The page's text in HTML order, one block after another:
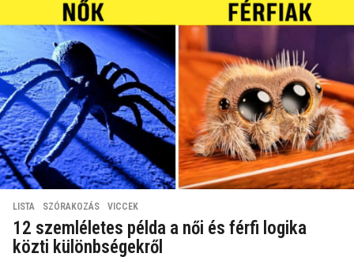
LISTA ,SZÓRAKOZÁS ,VICCEK
12 szemléletes példa a női és férfi logika
közti különbségekről